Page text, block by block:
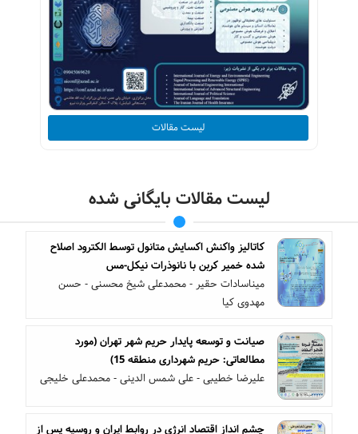
لیست مقالات
لیست مقالات بایگانی شده
کاتالیز واکنش اکسایش متانول توسط الکترود اصلاح
شده خمیر کربن با نانوذرات نیکل-مس
میناسادات حقیر - محمدعلی شیخ محسنی - حسن
مهدوی کیا
صیانت و توسعه پایدار حریم شهر تهران (مورد
مطالعاتی: حریم شهرداری منطقه 15)
علیرضا خطیبی - علی شمس الدینی - محمدعلی خلیجی
چشم انداز اقتصاد انرژی در روابط ایران و روسیه پس از